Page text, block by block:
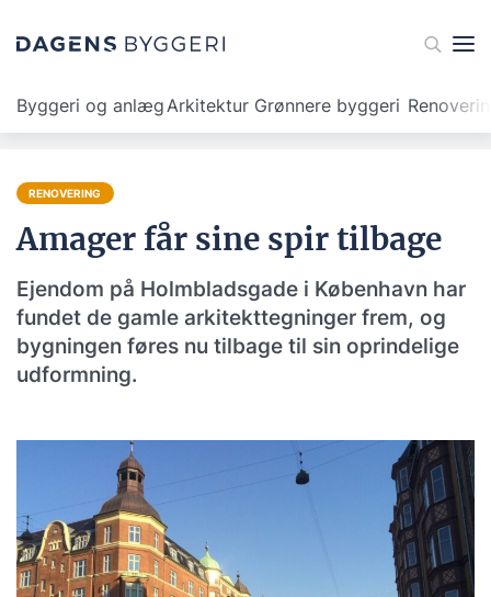
Byggeri og anlægArkitektur Grønnere byggeri
RENOVERING
Amager får sine spir tilbage
Ejendom på Holmbladsgade i København har
fundet de gamle arkitekttegninger frem, og
bygningen føres nu tilbage til sin oprindelige
udformning.